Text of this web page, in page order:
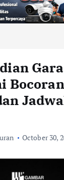
October 30,